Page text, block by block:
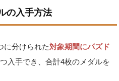
の入手方法
に分けられた対象期間にパズド
入手でき、合計4枚のメダルを